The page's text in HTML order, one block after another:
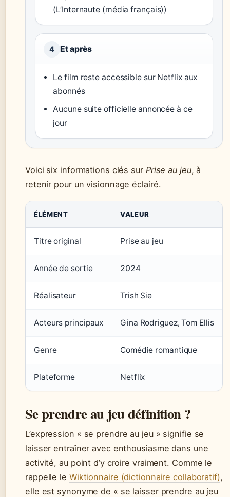
(L’Internaute (média français))
4 Et après
Le film reste accessible sur Netflix aux
abonnés
Aucune suite officielle annoncée à ce
jour
Voici six informations clés sur Prise au jeu, à
retenir pour un visionnage éclairé.
ÉLÉMENT VALEUR
Titre original Prise au jeu
Année de sortie 2024
Réalisateur Trish Sie
Acteurs principaux Gina Rodriguez, Tom Ellis
Genre Comédie romantique
Plateforme Netflix
Se prendre au jeu définition ?
L’expression « se prendre au jeu » signifie se
laisser entraîner avec enthousiasme dans une
activité, au point d’y croire vraiment. Comme le
rappelle le Wiktionnaire (dictionnaire collaboratif),
elle est synonyme de « se laisser prendre au jeu